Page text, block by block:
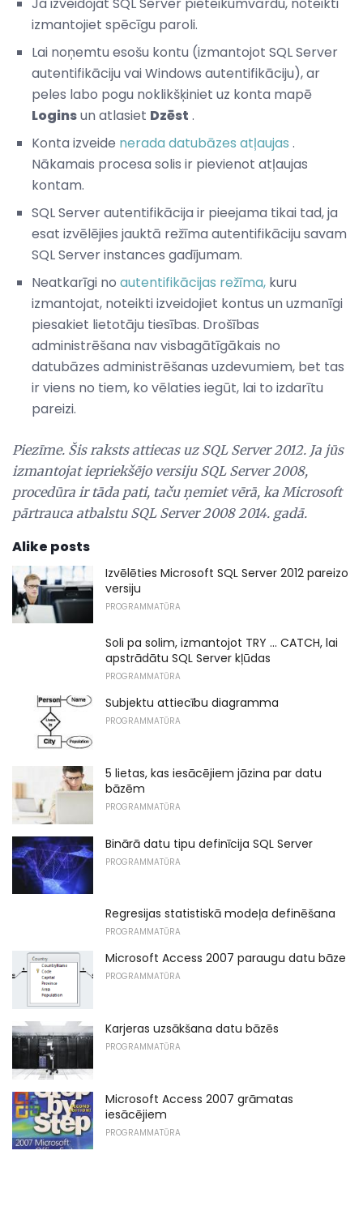
izmantojiet spēcīgu paroli.
Lai noņemtu esošu kontu (izmantojot SQL Server
autentifikāciju vai Windows autentifikāciju), ar
peles labo pogu noklikšķiniet uz konta mapē
Loginsun atlasiet Dzēst .
Konta izveide nerada datubāzes atļaujas .
Nākamais procesa solis ir pievienot atļaujas
kontam.
SQL Server autentifikācija ir pieejama tikai tad, ja
esat izvēlējies jauktā režīma autentifikāciju savam
SQL Server instances gadījumam.
Neatkarīgi no autentifikācijas režīma, kuru
izmantojat, noteikti izveidojiet kontus un uzmanīgi
piesakiet lietotāju tiesības. Drošības
administrēšana nav visbagātīgākais no
datubāzes administrēšanas uzdevumiem, bet tas
ir viens no tiem, ko vēlaties iegūt, lai to izdarītu
pareizi.
Piezīme. Šis raksts attiecas uz SQL Server 2012. Ja jūs
izmantojat iepriekšējo versiju SQL Server 2008,
procedūra ir tāda pati, taču ņemiet vērā, ka Microsoft
pārtrauca atbalstu SQL Server 2008 2014. gadā.
Alike posts
Izvēlēties Microsoft SQL Server 2012 pareizo
versiju
PROGRAMMATŪRA
Soli pa solim, izmantojot TRY ... CATCH, lai
apstrādātu SQL Server kļūdas
PROGRAMMATŪRA
Subjektu attiecību diagramma
PROGRAMMATŪRA
5 lietas, kas iesācējiem jāzina par datu
bāzēm
PROGRAMMATŪRA
Binārā datu tipu definīcija SQL Server
PROGRAMMATŪRA
Regresijas statistiskā modeļa definēšana
PROGRAMMATŪRA
Microsoft Access 2007 paraugu datu bāze
PROGRAMMATŪRA
Karjeras uzsākšana datu bāzēs
PROGRAMMATŪRA
Microsoft Access 2007 grāmatas
iesācējiem
PROGRAMMATŪRA